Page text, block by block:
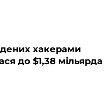
хакерами
до $1,38 мільярда